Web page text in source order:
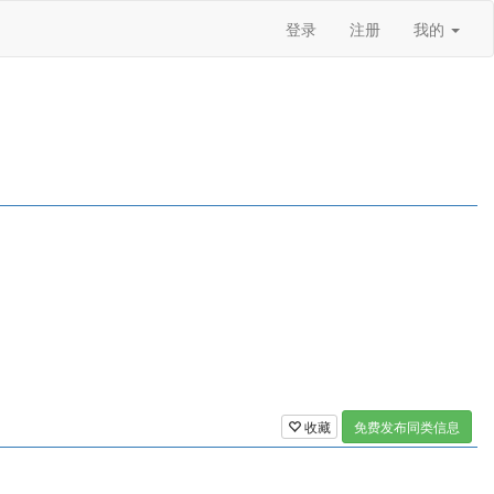
登录 注册 我的
收藏 免费发布同类信息